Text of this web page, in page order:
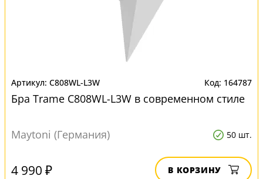
C808WL-L3W 164787
Бра Trame C808WL-L3W в современном стиле
Maytoni (Германия) 50 шт.
4 990 ₽ В КОРЗИНУ